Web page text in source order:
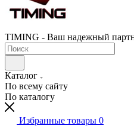
TIMING - Ваш надежный
Каталог
По всему сайту
По каталогу
Избранные товары 0